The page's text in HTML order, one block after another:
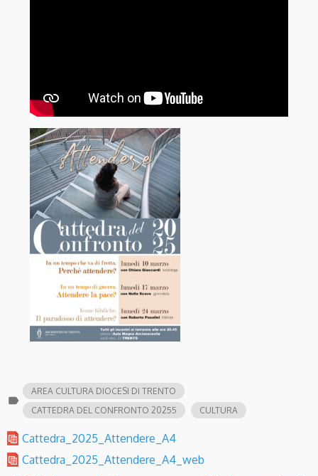
label
AREA CULTURA DIOCESI DI TRENTO
CATTEDRA DEL CONFRONTO 20255
CULTURA
Cattedra_2025_Attendere_A4
Cattedra_2025_Attendere_A4_web